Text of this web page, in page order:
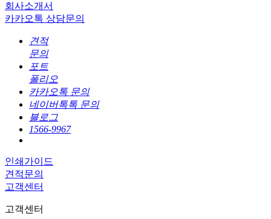
회사소개서
카카오톡 상담문의
견적
문의
포트
폴리오
카카오톡 문의
네이버톡톡 문의
블로그
1566-9967
인쇄가이드
견적문의
고객센터
고객센터